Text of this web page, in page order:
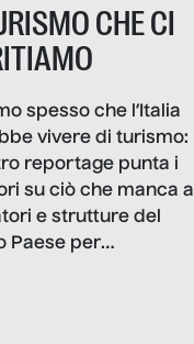
CHE CI
spesso che l’Italia
vivere di turismo:
reportage punta i
su ciò che manca a
e strutture del
Paese per